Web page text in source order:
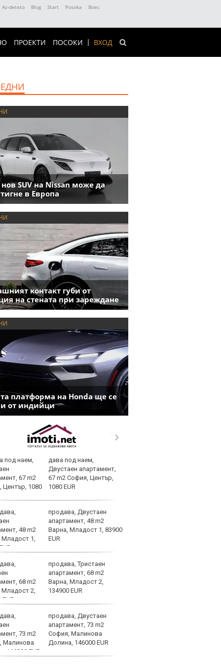
Az-deteto Blog Start Posoka
Boec
ВХОД
ПРОЕКТИ ПОСОКИ
SUV на Nissan може да
в Европа
контакт губи от
на стената при зареждане
платформа на Honda ще се
от индийци
дава под наем,
Двустаен апартамент,
67 m2 София, Център,
1080 EUR
продава, Двустаен
апартамент, 48 m2
Варна, Младост 1, 83900
EUR
продава, Тристаен
апартамент, 68 m2
Варна, Младост 2,
134900 EUR
продава, Двустаен
апартамент, 73 m2
София, Малинова
Долина, 146000 EUR